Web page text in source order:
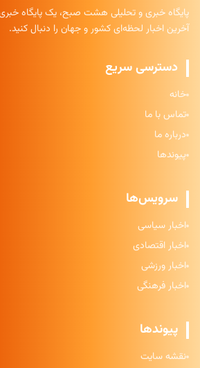
پایگاه خبری و تحلیلی هشت صبح، یک پایگاه
آخرین اخبار لحظه‌ای کشور و جهان را دنبال کنید.
دسترسی سریع
خانه
تماس با ما
درباره ما
پیوندها
سرویس‌ها
اخبار سیاسی
اخبار اقتصادی
اخبار ورزشی
اخبار فرهنگی
پیوندها
نقشه سایت